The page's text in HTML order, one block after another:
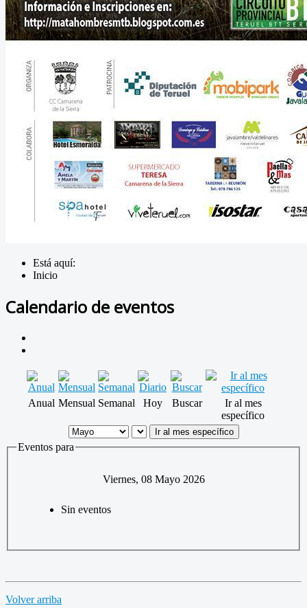
Está aquí:
Inicio
Calendario de eventos
Anual Mensual Semanal Hoy Buscar
Ir al mes
específico
Ir al mes específico
Eventos para
Viernes, 08 Mayo 2026
Sin eventos
Volver arriba